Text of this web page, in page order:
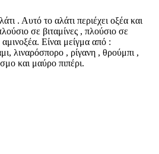
. Αυτό το αλάτι περιέχει οξέα και
σε βιταμίνες , πλούσιο σε
Είναι μείγμα από :
λιναρόσπορο , ρίγανη , θρούμπι ,
και μαύρο πιπέρι.